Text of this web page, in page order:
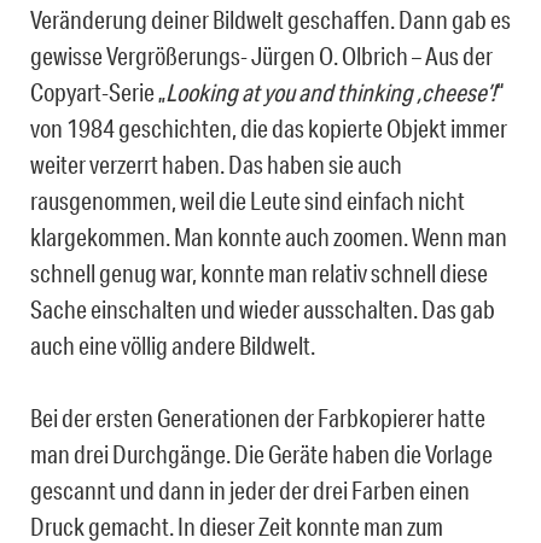
Veränderung deiner Bildwelt geschaffen. Dann gab es
gewisse Vergrößerungs- Jürgen O. Olbrich – Aus der
Copyart-Serie „Looking at you and thinking ,cheese’!“
von 1984 geschichten, die das kopierte Objekt immer
weiter verzerrt haben. Das haben sie auch
rausgenommen, weil die Leute sind einfach nicht
klargekommen. Man konnte auch zoomen. Wenn man
schnell genug war, konnte man relativ schnell diese
Sache einschalten und wieder ausschalten. Das gab
auch eine völlig andere Bildwelt.
Bei der ersten Generationen der Farbkopierer hatte
man drei Durchgänge. Die Geräte haben die Vorlage
gescannt und dann in jeder der drei Farben einen
Druck gemacht. In dieser Zeit konnte man zum